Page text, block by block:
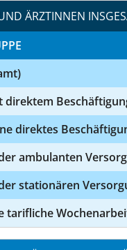
ÄRZTINNEN
direktem
direktes
ambulanten
stationären
tarifliche